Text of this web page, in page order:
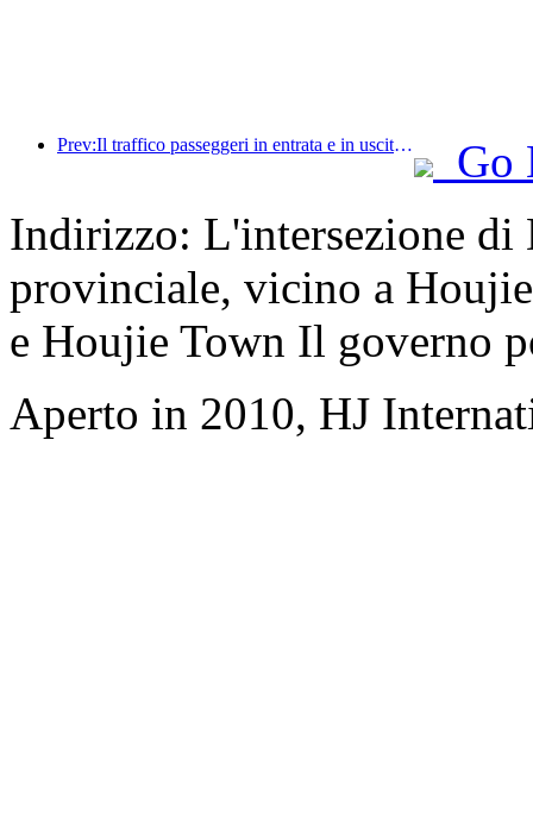
Prev:Il traffico passeggeri in entrata e in uscita dall'aeroporto di Shenzhen aumenta durante le vacanze estive e molte compagnie aeree straniere aumentano le loro rotte verso la Cina.
Go
Indirizzo: L'intersezione di
provinciale, vicino a
e Houjie Town Il governo
Aperto in 2010, HJ